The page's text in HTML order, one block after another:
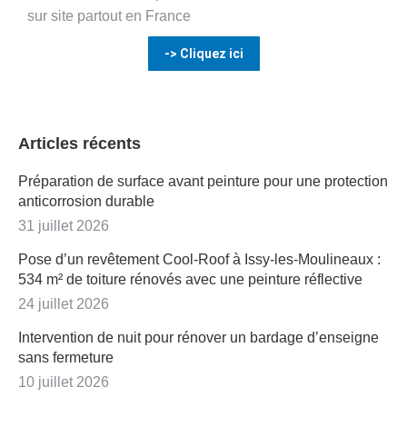
sur site partout en France
-> Cliquez ici
Articles récents
Préparation de surface avant peinture pour une protection
anticorrosion durable
31 juillet 2026
Pose d’un revêtement Cool-Roof à Issy-les-Moulineaux :
534 m² de toiture rénovés avec une peinture réflective
24 juillet 2026
Intervention de nuit pour rénover un bardage d’enseigne
sans fermeture
10 juillet 2026